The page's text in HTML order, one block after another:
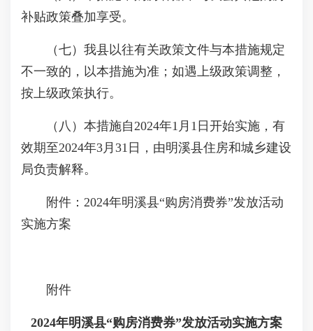
补贴政策叠加享受。
（七）我县以往有关政策文件与本措施规定
不一致的，以本措施为准；如遇上级政策调整，
按上级政策执行。
（八）本措施自2024年1月1日开始实施，有
效期至2024年3月31日，由明溪县住房和城乡建设
局负责解释。
附件：2024年明溪县“购房消费券”发放活动
实施方案
附件
2024年明溪县“购房消费券”发放活动实施方案